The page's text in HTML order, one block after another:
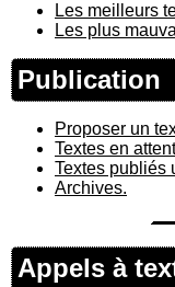
Les meilleurs
Les plus
Publication
Proposer un
Textes en
Textes publiés
Archives.
Appels à